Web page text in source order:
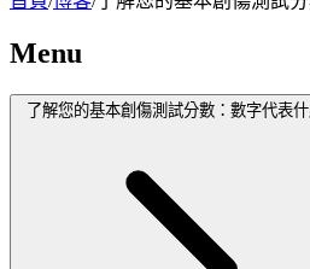
Menu
了解您的基本創傷測試分數：數字代表